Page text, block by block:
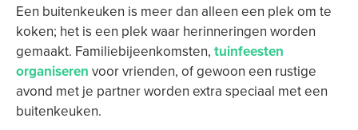
Een buitenkeuken is meer dan alleen een plek om te
koken; het is een plek waar herinneringen worden
gemaakt. Familiebijeenkomsten, tuinfeesten
organiseren voor vrienden, of gewoon een rustige
avond met je partner worden extra speciaal met een
buitenkeuken.